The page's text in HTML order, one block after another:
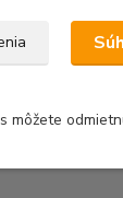
môžete